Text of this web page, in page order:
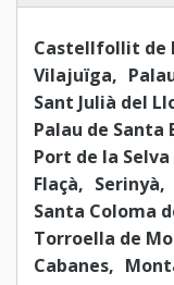
Castellfollit de
Vilajuïga
Sant Julià del
Palau de Santa
Port de la Selva
Flaçà
Serinyà
Santa Coloma
Torroella de
Cabanes